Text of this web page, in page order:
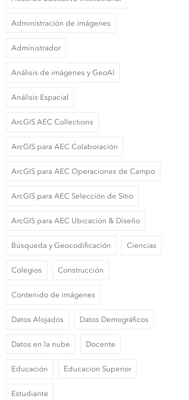
Administración de imágenes
Administrador
Análisis de imágenes y GeoAI
Análisis Espacial
ArcGIS AEC Collections
ArcGIS para AEC Colaboración
ArcGIS para AEC Operaciones de Campo
ArcGIS para AEC Selección de Sitio
ArcGIS para AEC Ubicación & Diseño
Búsqueda y Geocodificación Ciencias
Colegios Construcción
Contenido de imágenes
Datos Alojados Datos Demográficos
Datos en la nube Docente
Educación Educacion Superior
Estudiante